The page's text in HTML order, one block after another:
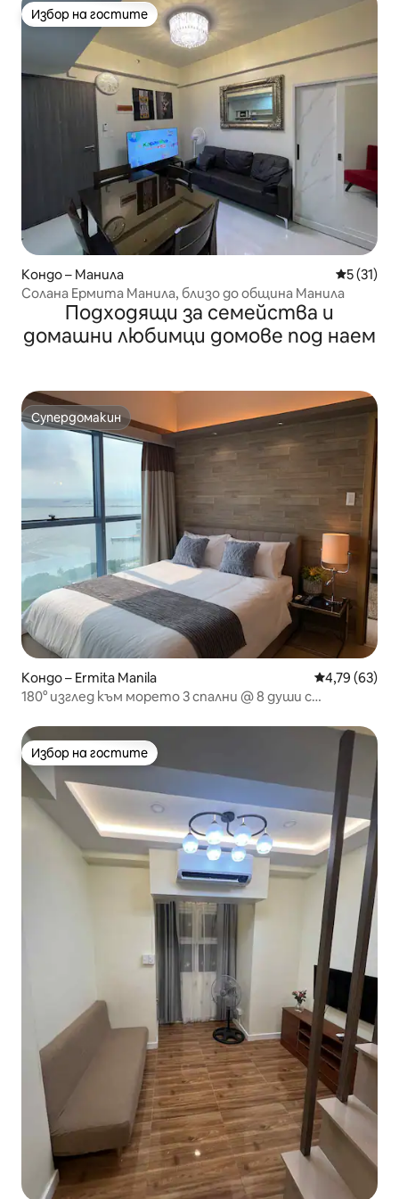
Избор на гостите
Избор на гостите
Кондо – Манила Средна
5 (31)
Солана Ермита Манила, близо до община Манила
Подходящи за семейства и
домашни любимци домове под наем
Супердомакин
Супердомакин
Кондо – Ermita Manila Средна
4,79 (63)
180° изглед към морето 3 спални @ 8 души с
Избор на гостите
Избор на гостите